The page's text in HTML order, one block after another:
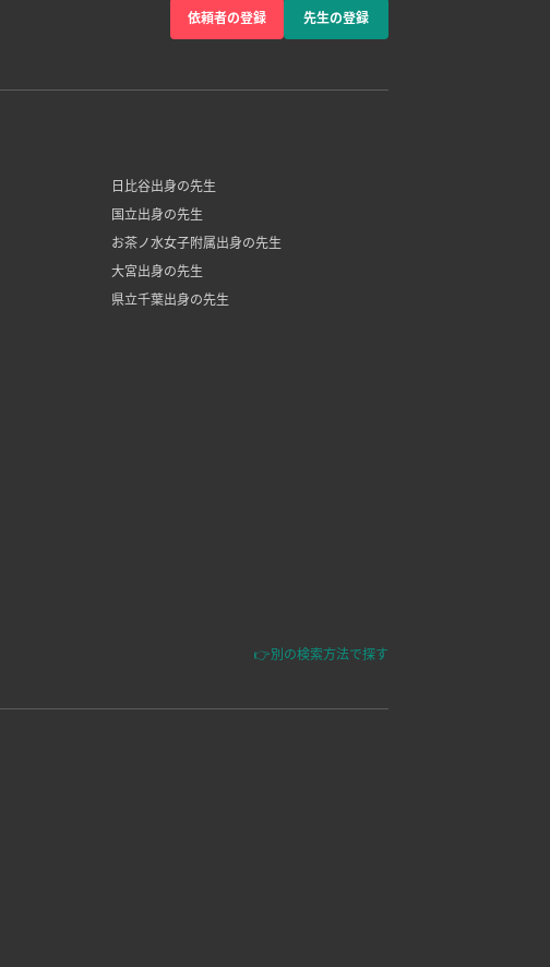
依頼者の登録 先生の登録
日比谷出身の先生
国立出身の先生
お茶ノ水女子附属出身の先生
大宮出身の先生
県立千葉出身の先生
👉別の検索方法で探す